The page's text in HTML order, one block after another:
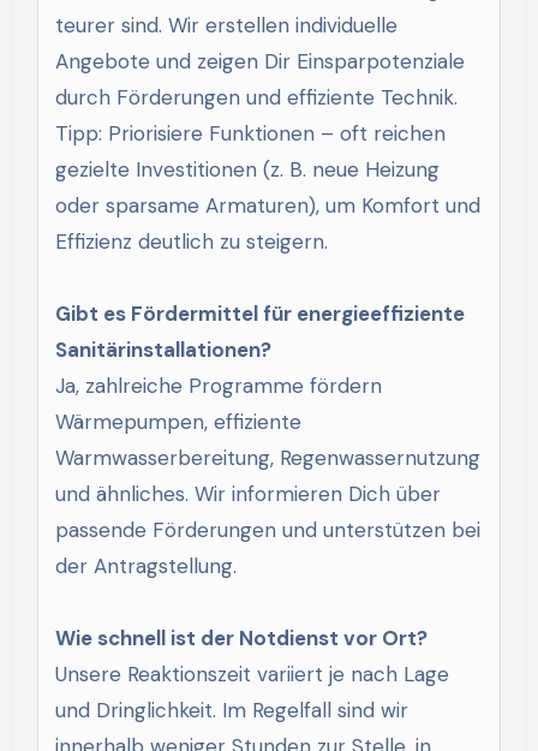
teurer sind. Wir erstellen individuelle
Angebote und zeigen Dir Einsparpotenziale
durch Förderungen und effiziente Technik.
Tipp: Priorisiere Funktionen – oft reichen
gezielte Investitionen (z. B. neue Heizung
oder sparsame Armaturen), um Komfort und
Effizienz deutlich zu steigern.
Gibt es Fördermittel für energieeffiziente
Sanitärinstallationen?
Ja, zahlreiche Programme fördern
Wärmepumpen, effiziente
Warmwasserbereitung, Regenwassernutzung
und ähnliches. Wir informieren Dich über
passende Förderungen und unterstützen bei
der Antragstellung.
Wie schnell ist der Notdienst vor Ort?
Unsere Reaktionszeit variiert je nach Lage
und Dringlichkeit. Im Regelfall sind wir
innerhalb weniger Stunden zur Stelle, in